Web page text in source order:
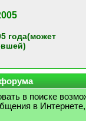
года(может
в поиске
в